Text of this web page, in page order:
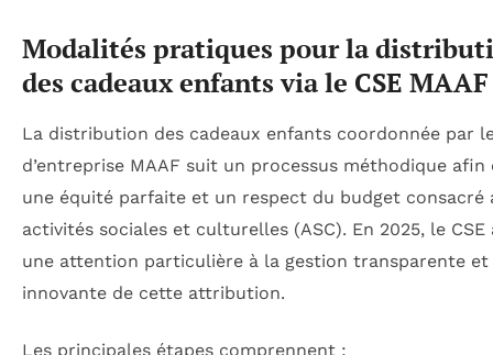
Modalités pratiques pour la
des cadeaux enfants via le CSE MAAF
La distribution des cadeaux enfants coordonnée par
d’entreprise MAAF suit un processus méthodique afin
une équité parfaite et un respect du budget consacré
activités sociales et culturelles (ASC). En 2025, le CSE
une attention particulière à la gestion transparente et
innovante de cette attribution.
Les principales étapes comprennent :